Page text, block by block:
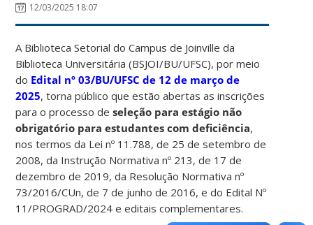
12/03/2025 18:07
A Biblioteca Setorial do Campus de Joinville da
Biblioteca Universitária (BSJOI/BU/UFSC), por meio
do Edital nº 03/BU/UFSC de 12 de março de
2025, torna público que estão abertas as inscrições
para o processo deseleção para estágio não
obrigatório para estudantes com deficiência,
nos termos da Lei nº 11.788, de 25 de setembro de
2008, da Instrução Normativa nº 213, de 17 de
dezembro de 2019, da Resolução Normativa nº
73/2016/CUn, de 7 de junho de 2016, e do Edital Nº
11/PROGRAD/2024 e editais complementares.